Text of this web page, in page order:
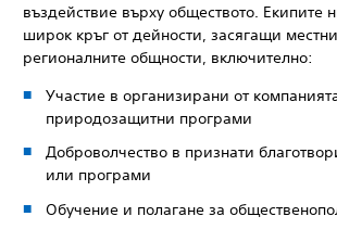
въздействие върху обществото. Екипите
широк кръг от дейности, засягащи
регионалните общности, включително:
Участие в организирани от
природозащитни програми
Доброволчество в признати
или програми
Обучение и полагане за